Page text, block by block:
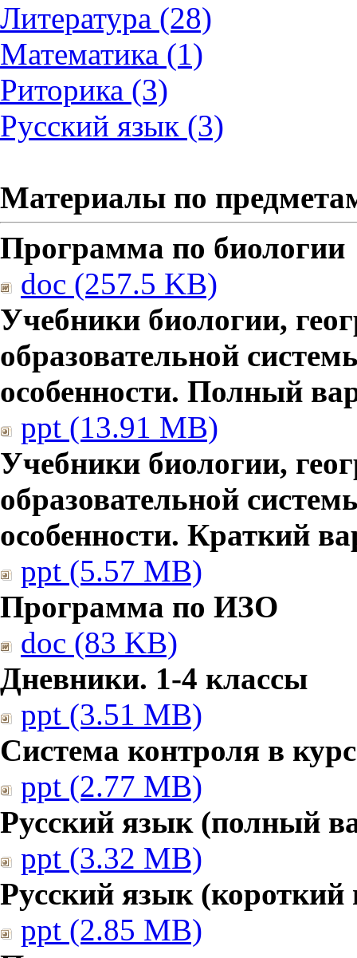
Литература (28)
Математика (1)
Риторика (3)
Русский язык (3)
Материалы по
Программа по биологии
doc (257.5 KB)
Учебники биологии,
образовательной
особенности. Полный
ppt (13.91 MB)
Учебники биологии,
образовательной
особенности. Краткий
ppt (5.57 MB)
Программа по ИЗО
doc (83 KB)
Дневники. 1-4 классы
ppt (3.51 MB)
Система контроля в
ppt (2.77 MB)
Русский язык (полный
ppt (3.32 MB)
Русский язык (короткий
ppt (2.85 MB)